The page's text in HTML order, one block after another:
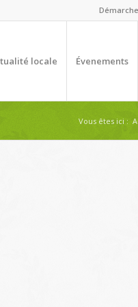
locale Évenements
Vous êtes ici :